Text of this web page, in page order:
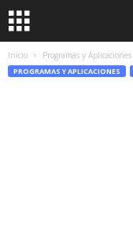
Inicio Programas y Aplicaciones
PROGRAMAS Y APLICACIONES